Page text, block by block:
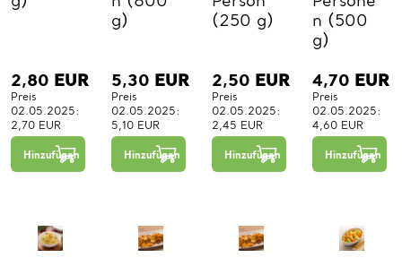
2,80 EUR
Preis
02.05.2025:
2,70 EUR
Hinzufügen 1 +
g)
5,30 EUR
Preis
02.05.2025:
5,10 EUR
Hinzufügen 1 +
(250 g)
2,50 EUR
Preis
02.05.2025:
2,45 EUR
Hinzufügen 1 +
n (500
g)
4,70 EUR
Preis
02.05.2025:
4,60 EUR
Hinzufügen